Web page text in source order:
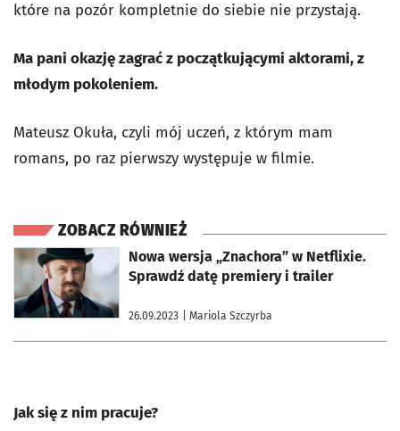
które na pozór kompletnie do siebie nie przystają.
Ma pani okazję zagrać z początkującymi aktorami, z
młodym pokoleniem.
Mateusz Okuła, czyli mój uczeń, z którym mam
romans, po raz pierwszy występuje w filmie.
ZOBACZ RÓWNIEŻ
Nowa wersja „Znachora” w Netflixie.
Sprawdź datę premiery i trailer
26.09.2023 | Mariola Szczyrba
otworzy się w nowej karcie
Jak się z nim pracuje?